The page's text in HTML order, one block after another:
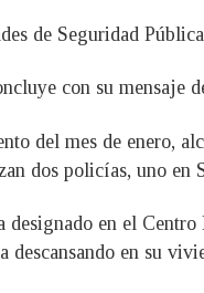
de Seguridad
con su mensaje
del mes de enero,
dos policías, uno en
designado en el
descansando en su